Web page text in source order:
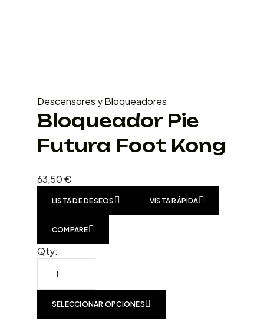
Descensores y Bloqueadores
Bloqueador Pie
Futura Foot Kong
63,50€
LISTA DE DESEOS VISTA RÁPIDA
COMPARE
Qty:
SELECCIONAR OPCIONES